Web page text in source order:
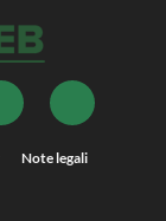
Note legali